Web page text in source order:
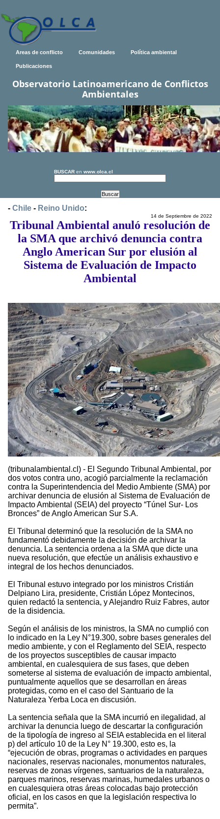
Areas de conflicto Comunidades Política ambiental
Publicaciones
Observatorio Latinoamericano de Conflictos
Ambientales
BUSCAR en www.olca.cl
- Chile - Reino Unido:
14 de Septiembre de 2022
Tribunal Ambiental anuló resolución de
la SMA que archivó denuncia contra
Anglo American Sur por elusión al
Sistema de Evaluación de Impacto
Ambiental
(tribunalambiental.cl) - El Segundo Tribunal Ambiental, por
dos votos contra uno, acogió parcialmente la reclamación
contra la Superintendencia del Medio Ambiente (SMA) por
archivar denuncia de elusión al Sistema de Evaluación de
Impacto Ambiental (SEIA) del proyecto “Túnel Sur- Los
Bronces” de Anglo American Sur S.A.
El Tribunal determinó que la resolución de la SMA no
fundamentó debidamente la decisión de archivar la
denuncia. La sentencia ordena a la SMA que dicte una
nueva resolución, que efectúe un análisis exhaustivo e
integral de los hechos denunciados.
El Tribunal estuvo integrado por los ministros Cristián
Delpiano Lira, presidente, Cristián López Montecinos,
quien redactó la sentencia, y Alejandro Ruiz Fabres, autor
de la disidencia.
Según el análisis de los ministros, la SMA no cumplió con
lo indicado en la Ley N°19.300, sobre bases generales del
medio ambiente, y con el Reglamento del SEIA, respecto
de los proyectos susceptibles de causar impacto
ambiental, en cualesquiera de sus fases, que deben
someterse al sistema de evaluación de impacto ambiental,
puntualmente aquellos que se desarrollan en áreas
protegidas, como en el caso del Santuario de la
Naturaleza Yerba Loca en discusión.
La sentencia señala que la SMA incurrió en ilegalidad, al
archivar la denuncia luego de descartar la configuración
de la tipología de ingreso al SEIA establecida en el literal
p) del artículo 10 de la Ley N° 19.300, esto es, la
“ejecución de obras, programas o actividades en parques
nacionales, reservas nacionales, monumentos naturales,
reservas de zonas vírgenes, santuarios de la naturaleza,
parques marinos, reservas marinas, humedales urbanos o
en cualesquiera otras áreas colocadas bajo protección
oficial, en los casos en que la legislación respectiva lo
permita”.